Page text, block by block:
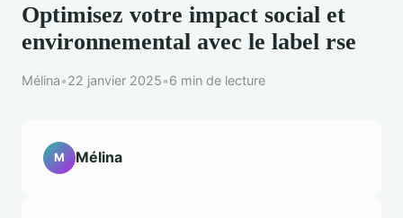
Optimisez votre impact social et
environnemental avec le label rse
Mélina•22 janvier 2025•6 min de lecture
M Mélina